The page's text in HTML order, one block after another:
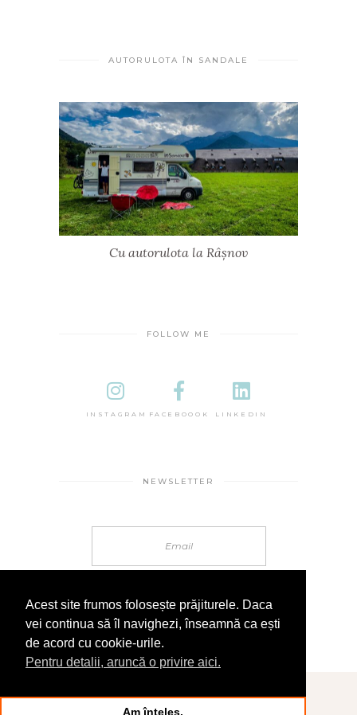
AUTORULOTA ÎN SANDALE
Cu autorulota la Râșnov
FOLLOW ME
INSTAGRAM FACEBOOOK LINKEDIN
NEWSLETTER
© 2025 În Sandale
Acest site frumos folosește prăjiturele. Daca
vei continua să îl navighezi, înseamnă ca ești
de acord cu cookie-urile.
Pentru detalii, aruncă o privire aici.
Am înțeles.